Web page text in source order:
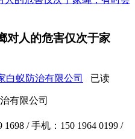
对人的危害仅次于家
白蚁防治有限公司 已读
有限公司
/ 手机：150 1964 0199 /